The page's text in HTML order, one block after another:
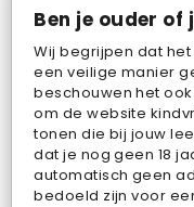
Ben je ouder of
Wij begrijpen dat
een veilige manier
beschouwen het
om de website
tonen die bij jouw
dat je nog geen 18
automatisch geen
bedoeld zijn voor
Pop Fruit